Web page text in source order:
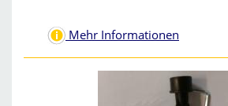
Mehr Informationen